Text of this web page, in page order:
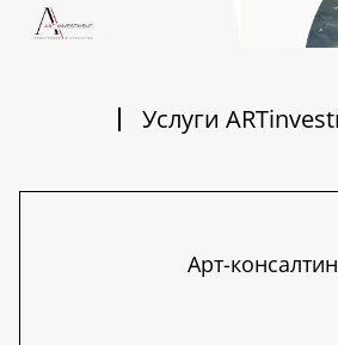
Услуги
Арт-